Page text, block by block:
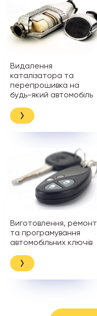
Видалення
каталізатора та
перепрошивка на
будь-який автомобіль
Виготовлення, ремонт
та програмування
автомобільних ключів